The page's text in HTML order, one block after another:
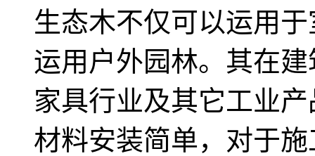
生态木不仅可以运用
运用户外园林。其在
家具行业及其它工业
材料安装简单，对于